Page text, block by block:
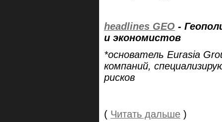
headlines GEO -
и экономистов
*основатель Eurasia
компаний,
рисков
( Читать дальше )